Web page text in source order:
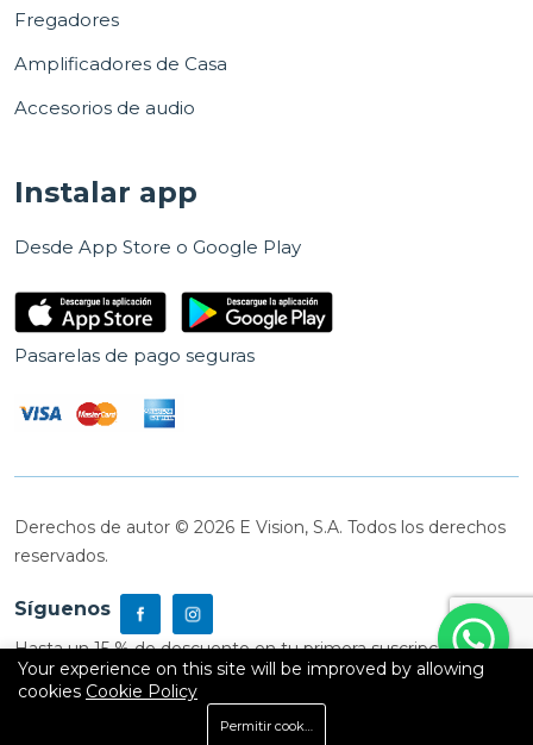
Fregadores
Amplificadores de Casa
Accesorios de audio
Instalar app
Desde App Store o Google Play
Pasarelas de pago seguras
Derechos de autor © 2026 E Vision, S.A. Todos los derechos
reservados.
Síguenos
Hasta un 15 % de descuento en tu primera suscripción
Carrito
Your experience on this site will be improved by allowing
cookies Cookie Policy
Permitir cookies